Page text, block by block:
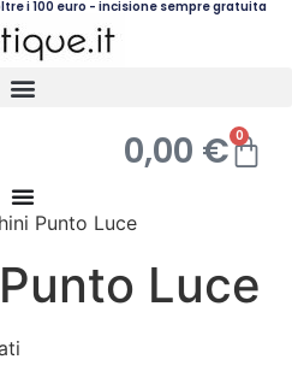
i 100 euro - incisione sempre gratuita
0,00 € 0
Punto Luce
Luce